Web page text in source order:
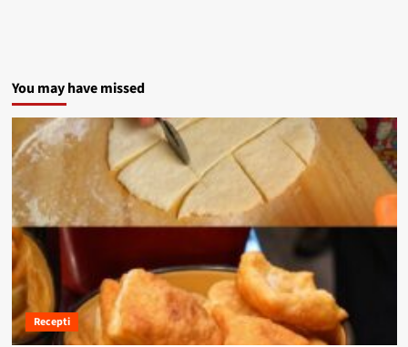
You may have missed
Recepti